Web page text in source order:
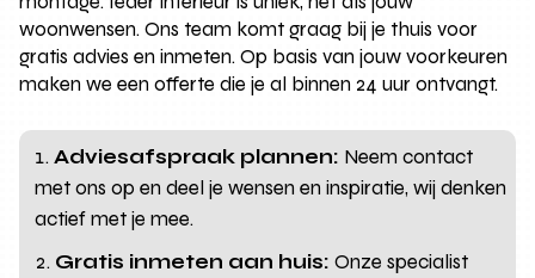
woonwensen. Ons team komt graag bij je thuis voor
gratis advies en inmeten. Op basis van jouw voorkeuren
maken we een offerte die je al binnen 24 uur ontvangt.
Adviesafspraak plannen: Neem contact
met ons op en deel je wensen en inspiratie, wij denken
actief met je mee.
Gratis inmeten aan huis: Onze specialist